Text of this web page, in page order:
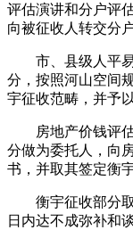
评估演讲和分户评
向被征收人转交分
市、县级人平易
分，按照河山空间
宇征收范畴，并予
房地产价钱评估
分做为委托人，向
书，并取其签定衡
衡宇征收部分取
日内达不成弥补和